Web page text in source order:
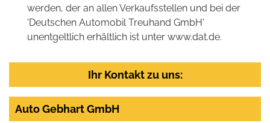
werden, der an allen Verkaufsstellen und bei der
'Deutschen Automobil Treuhand GmbH'
unentgeltlich erhältlich ist unter www.dat.de.
Ihr Kontakt zu uns:
Auto Gebhart GmbH